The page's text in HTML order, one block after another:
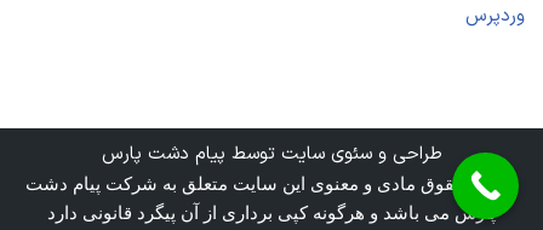
وردپرس
طراحی و سئوی سایت توسط پیام دشت پارس
تمامی حقوق مادی و معنوی این سایت متعلق به شرکت پیام دشت
پارس می باشد و هرگونه کپی برداری از آن پیگرد قانونی دارد